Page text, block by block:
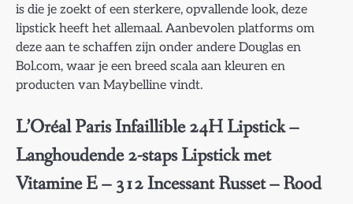
is die je zoekt of een sterkere, opvallende look, deze
lipstick heeft het allemaal. Aanbevolen platforms om
deze aan te schaffen zijn onder andere Douglas en
Bol.com, waar je een breed scala aan kleuren en
producten van Maybelline vindt.
L’Oréal Paris Infaillible 24H Lipstick –
Langhoudende 2-staps Lipstick met
Vitamine E – 312 Incessant Russet – Rood